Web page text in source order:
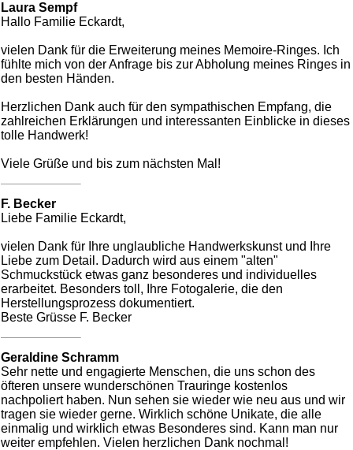
Laura Sempf
Hallo Familie Eckardt,
vielen Dank für die Erweiterung meines Memoire-Ringes. Ich
fühlte mich von der Anfrage bis zur Abholung meines Ringes in
den besten Händen.
Herzlichen Dank auch für den sympathischen Empfang, die
zahlreichen Erklärungen und interessanten Einblicke in dieses
tolle Handwerk!
Viele Grüße und bis zum nächsten Mal!
F. Becker
Liebe Familie Eckardt,
vielen Dank für Ihre unglaubliche Handwerkskunst und Ihre
Liebe zum Detail. Dadurch wird aus einem "alten"
Schmuckstück etwas ganz besonderes und individuelles
erarbeitet. Besonders toll, Ihre Fotogalerie, die den
Herstellungsprozess dokumentiert.
Beste Grüsse F. Becker
Geraldine Schramm
Sehr nette und engagierte Menschen, die uns schon des
öfteren unsere wunderschönen Trauringe kostenlos
nachpoliert haben. Nun sehen sie wieder wie neu aus und wir
tragen sie wieder gerne. Wirklich schöne Unikate, die alle
einmalig und wirklich etwas Besonderes sind. Kann man nur
weiter empfehlen. Vielen herzlichen Dank nochmal!